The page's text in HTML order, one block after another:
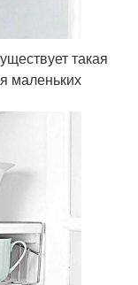
такая
маленьких